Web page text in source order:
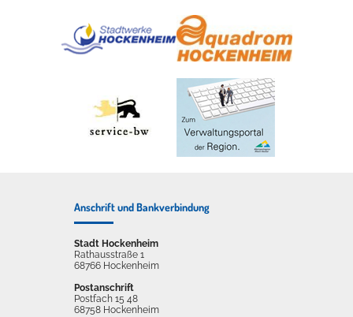
Anschrift und Bankverbindung
Stadt Hockenheim
Rathausstraße 1
68766 Hockenheim
Postanschrift
Postfach 15 48
68758 Hockenheim